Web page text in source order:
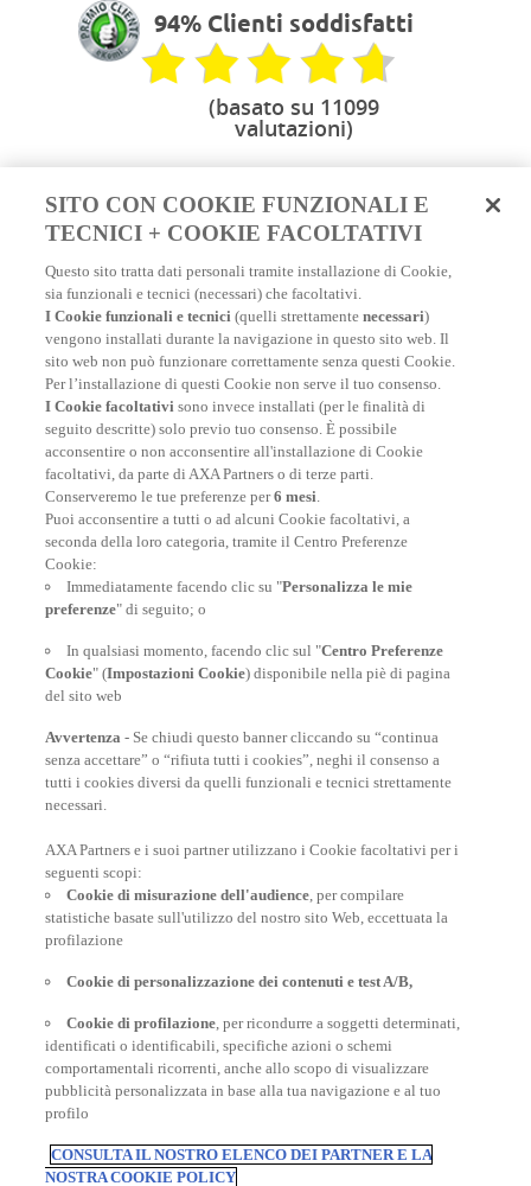
94% Clienti soddisfatti
(basato su 11099
valutazioni)
Scopri tutti i nostri consigli e le informazioni
pratiche che ti permetteranno di viaggiare
serenamente con la tua assicurazione di
viaggio in tutto il mondo.
Per destinazione: Viaggio in Vietnam|Viaggio in
Russia|Repubblica Dominicana: la nostra guida di
viaggio|Oman: la nostra guida di viaggio|Vacanze in
Italia: (ri)scopri il Bel paese |Viaggio in Thailandia
Viaggiare in Giappone|Islanda: la nostra guida di
viaggio | Guida di viaggio Emirati Arabi Uniti
Rica: la nostra guida di viaggio
Organizzare un viaggio
a Singapore
VACANZE 2021|Viaggiare on-line da casa|
vacanze in mare aperto
a viaggiare?| |Top 16 delle destinazioni per il 2021
Turismo sostenibile|
comfort della classe affari|Ecco 8 idee per festeggiare il
Capodanno con stile|Vacanze alternative|Viaggi di
Lusso
POLIZZE VIAGGIO
INFORMAZIONI UTILI
SITO CON COOKIE FUNZIONALI E
TECNICI + COOKIE FACOLTATIVI
Questo sito tratta dati personali tramite installazione di Cookie,
sia funzionali e tecnici (necessari) che facoltativi.
I Cookie funzionali e tecnici (quelli strettamentenecessari)
vengono installati durante la navigazione in questo sito web. Il
sito web non può funzionare correttamente senza questi Cookie.
Per l’installazione di questi Cookie non serve il tuo consenso.
I Cookie facoltativi sono invece installati (per le finalità di
seguito descritte) solo previo tuo consenso. È possibile
acconsentire o non acconsentire all'installazione di Cookie
facoltativi, da parte di AXA Partners o di terze parti.
Conserveremo le tue preferenze per6 mesi.
Puoi acconsentire a tutti o ad alcuni Cookie facoltativi, a
seconda della loro categoria, tramite il Centro Preferenze
Cookie:
Immediatamente facendo clic su "Personalizza le mie
preferenze" di seguito; o
In qualsiasi momento, facendo clic sul "Centro Preferenze
Cookie" (Impostazioni Cookie) disponibile nella piè di pagina
del sito web
Avvertenza - Se chiudi questo banner cliccando su “continua
senza accettare” o “rifiuta tutti i cookies”, neghi il consenso a
tutti i cookies diversi da quelli funzionali e tecnici strettamente
necessari.
AXA Partners e i suoi partner utilizzano i Cookie facoltativi per i
seguenti scopi:
Cookie di misurazione dell'audience, per compilare
statistiche basate sull'utilizzo del nostro sito Web, eccettuata la
profilazione
Cookie di personalizzazione dei contenuti e test A/B,
Cookie di profilazione, per ricondurre a soggetti determinati,
identificati o identificabili, specifiche azioni o schemi
comportamentali ricorrenti, anche allo scopo di visualizzare
pubblicità personalizzata in base alla tua navigazione e al tuo
profilo
CONSULTA IL NOSTRO ELENCO DEI PARTNER E LA
NOSTRA COOKIE POLICY